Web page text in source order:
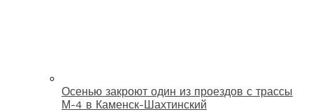
Осенью закроют один из проездов с трассы
М-4 в Каменск-Шахтинский